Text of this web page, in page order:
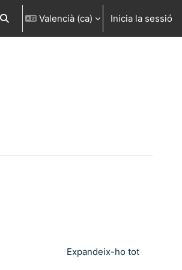
Commuta l'entrada de la cerca
Valencià ‎(ca)‎ Inicia la sessió
Expandeix-ho tot